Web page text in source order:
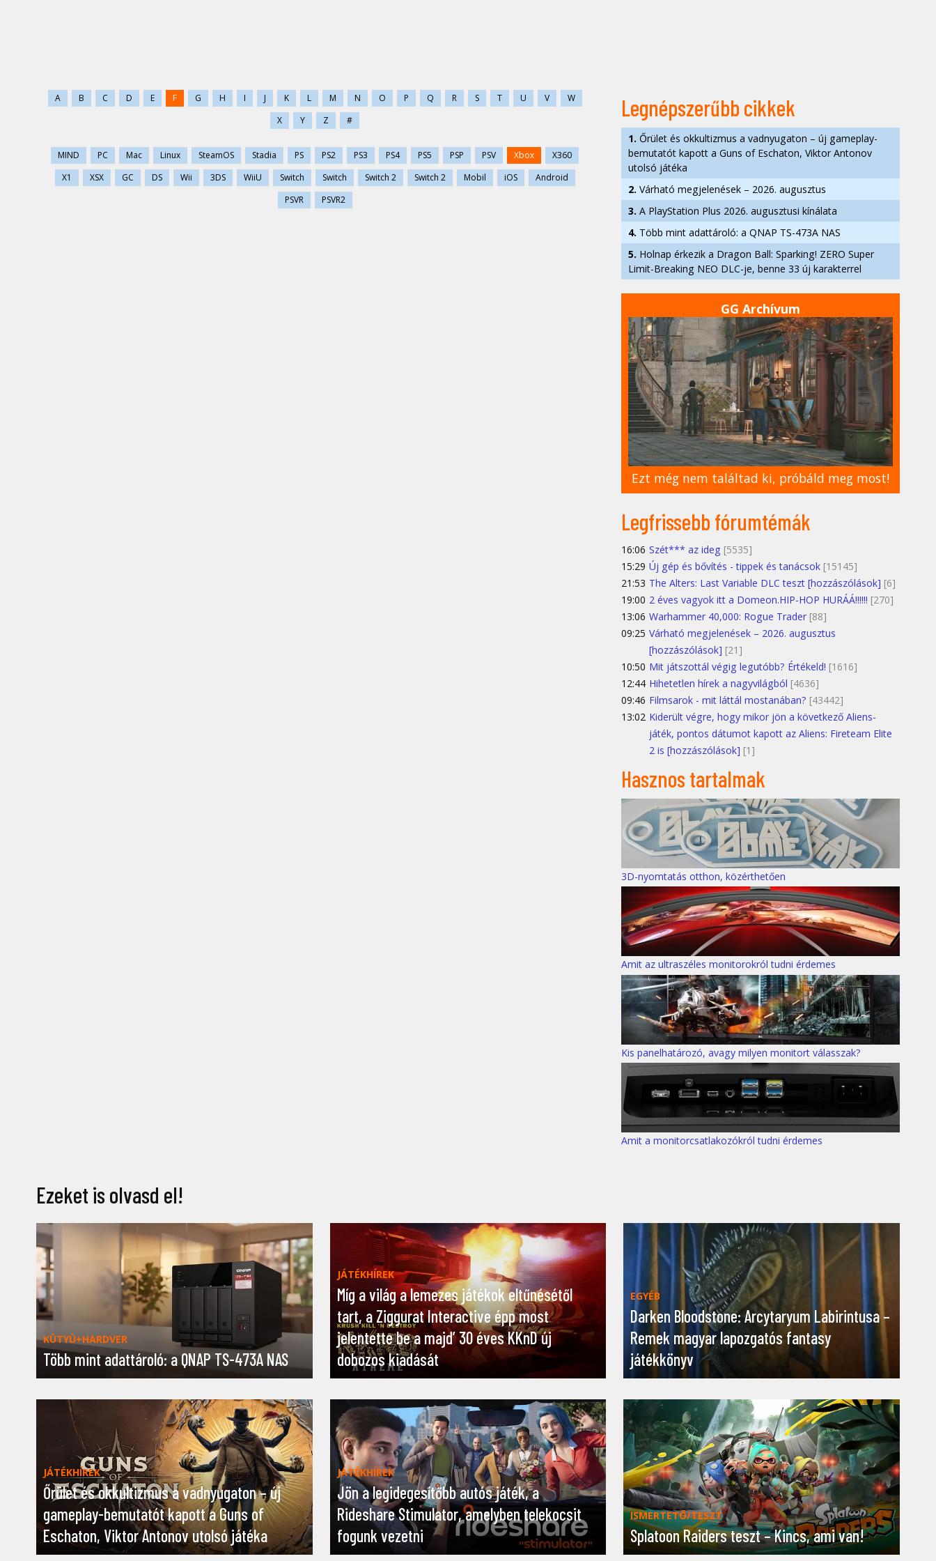
A B C D E F G H I J K L M N O P Q R S T U V
W
X
Y Z #
MIND PC Mac Linux SteamOS Stadia PS PS2 PS3 PS4 PS5 PSP PSV Xbox
X360
X1
XSX GC DS Wii 3DS WiiU Switch Switch Switch 2 Switch 2 Mobil iOS
Android
PSVR
PSVR2
Legnépszerűbb cikkek
1. Őrület és okkultizmus a vadnyugaton – új gameplay-
bemutatót kapott a Guns of Eschaton, Viktor Antonov
utolsó játéka
2. Várható megjelenések – 2026. augusztus
3. A PlayStation Plus 2026. augusztusi kínálata
4. Több mint adattároló: a QNAP TS-473A NAS
5. Holnap érkezik a Dragon Ball: Sparking! ZERO Super
Limit-Breaking NEO DLC-je, benne 33 új karakterrel
GG Archívum
Ezt még nem találtad ki, próbáld meg most!
Legfrissebb fórumtémák
16:06 Szét*** az ideg [5535]
15:29 Új gép és bővítés - tippek és tanácsok [15145]
21:53 The Alters: Last Variable DLC teszt [hozzászólások] [6]
19:00 2 éves vagyok itt a Domeon.HIP-HOP HURÁÁ!!!!!! [270]
13:06 Warhammer 40,000: Rogue Trader [88]
09:25 Várható megjelenések – 2026. augusztus
[hozzászólások] [21]
10:50 Mit játszottál végig legutóbb? Értékeld! [1616]
12:44 Hihetetlen hírek a nagyvilágból [4636]
09:46 Filmsarok - mit láttál mostanában? [43442]
13:02 Kiderült végre, hogy mikor jön a következő Aliens-
játék, pontos dátumot kapott az Aliens: Fireteam Elite
2 is [hozzászólások] [1]
Hasznos tartalmak
3D-nyomtatás otthon, közérthetően
Amit az ultraszéles monitorokról tudni érdemes
Kis panelhatározó, avagy milyen monitort válasszak?
Amit a monitorcsatlakozókról tudni érdemes
Ezeket is olvasd el!
KÜTYÜ+HARDVER
Több mint adattároló: a QNAP TS-473A NAS
JÁTÉKHÍREK
Míg a világ a lemezes játékok eltűnésétől
tart, a Ziggurat Interactive épp most
jelentette be a majd’ 30 éves KKnD új
dobozos kiadását
EGYÉB
Darken Bloodstone: Arcytaryum Labirintusa –
Remek magyar lapozgatós fantasy
játékkönyv
JÁTÉKHÍREK
Őrület és okkultizmus a vadnyugaton – új
gameplay-bemutatót kapott a Guns of
Eschaton, Viktor Antonov utolsó játéka
JÁTÉKHÍREK
Jön a legidegesítőbb autós játék, a
Rideshare Stimulator, amelyben telekocsit
fogunk vezetni
ISMERTETŐ/TESZT
Splatoon Raiders teszt – Kincs, ami van!